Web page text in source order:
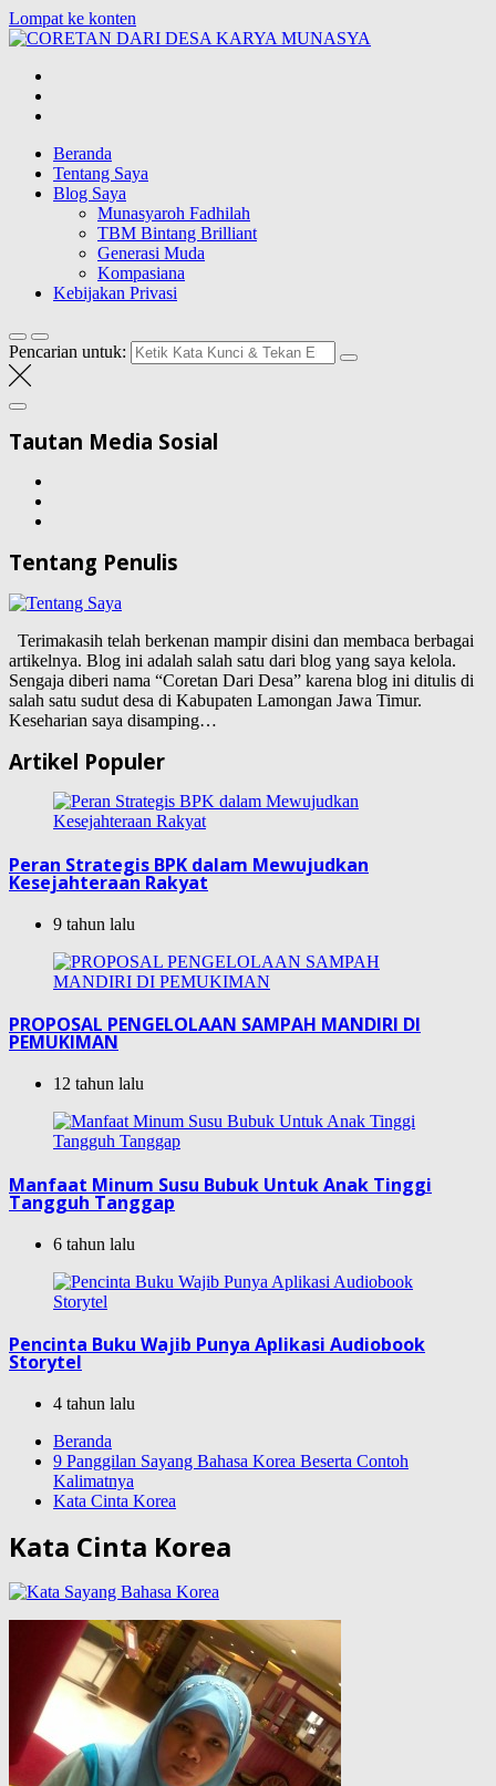
Lompat ke konten
Blog Wong Ndeso yang ingin berbagi berbagai hal di sekitarnya
Beranda
Tentang Saya
Blog Saya
Munasyaroh Fadhilah
TBM Bintang Brilliant
Generasi Muda
Kompasiana
Kebijakan Privasi
Pencarian untuk:
Tautan Media Sosial
Tentang Penulis
Terimakasih telah berkenan mampir disini dan membaca berbagai
artikelnya. Blog ini adalah salah satu dari blog yang saya kelola.
Sengaja diberi nama “Coretan Dari Desa” karena blog ini ditulis di
salah satu sudut desa di Kabupaten Lamongan Jawa Timur.
Keseharian saya disamping…
Artikel Populer
Peran Strategis BPK dalam Mewujudkan
Kesejahteraan Rakyat
9 tahun lalu
PROPOSAL PENGELOLAAN SAMPAH MANDIRI DI
PEMUKIMAN
12 tahun lalu
Manfaat Minum Susu Bubuk Untuk Anak Tinggi
Tangguh Tanggap
6 tahun lalu
Pencinta Buku Wajib Punya Aplikasi Audiobook
Storytel
4 tahun lalu
Beranda
9 Panggilan Sayang Bahasa Korea Beserta Contoh
Kalimatnya
Kata Cinta Korea
Kata Cinta Korea